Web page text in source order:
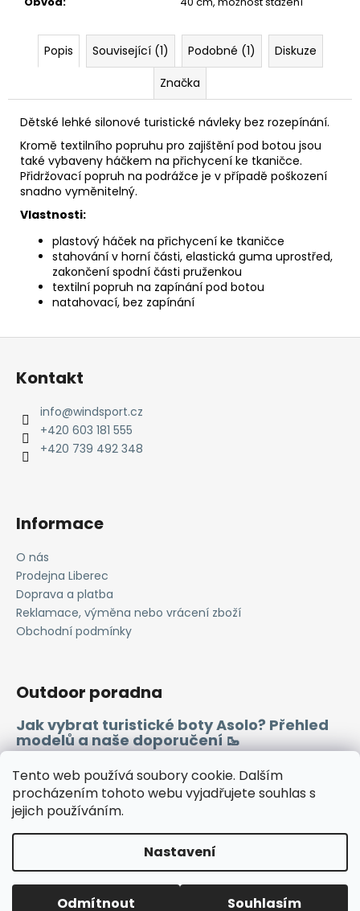
Tento web používá soubory cookie. Dalším
procházením tohoto webu vyjadřujete souhlas s
jejich používáním.
Nastavení
Odmítnout Souhlasím
Popis Související (1) Podobné (1)
Diskuze
Značka
Dětské lehké silonové turistické návleky bez rozepínání.
Kromě textilního popruhu pro zajištění pod botou jsou
také vybaveny háčkem na přichycení ke tkaničce.
Přidržovací popruh na podrážce je v případě poškození
snadno vyměnitelný.
Vlastnosti:
plastový háček na přichycení ke tkaničce
stahování v horní části, elastická guma uprostřed,
zakončení spodní části pruženkou
textilní popruh na zapínání pod botou
natahovací, bez zapínání
Z
Kontakt
info@windsport.cz
+420 603 181 555
+420 739 492 348
Informace
O nás
Prodejna Liberec
Doprava a platba
Reklamace, výměna nebo vrácení zboží
Obchodní podmínky
Outdoor poradna
Jak vybrat turistické boty Asolo? Přehled
modelů a naše doporučení 🥾
Copyright 2026WINDSPORT . Všechna práva vyhrazena.